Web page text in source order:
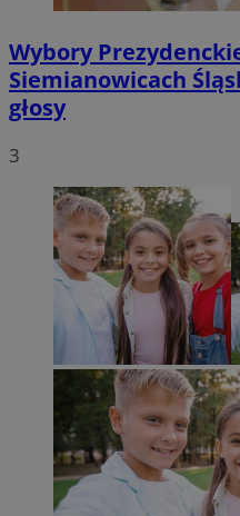
Wybory
Siemianowicach
głosy
3